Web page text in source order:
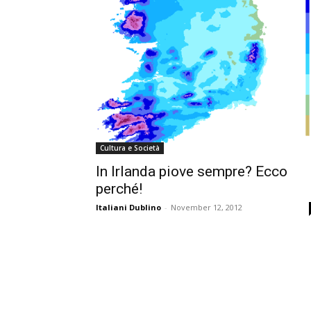
Cultura e Società
In Irlanda piove sempre? Ecco
perché!
Italiani Dublino - November 12, 2012